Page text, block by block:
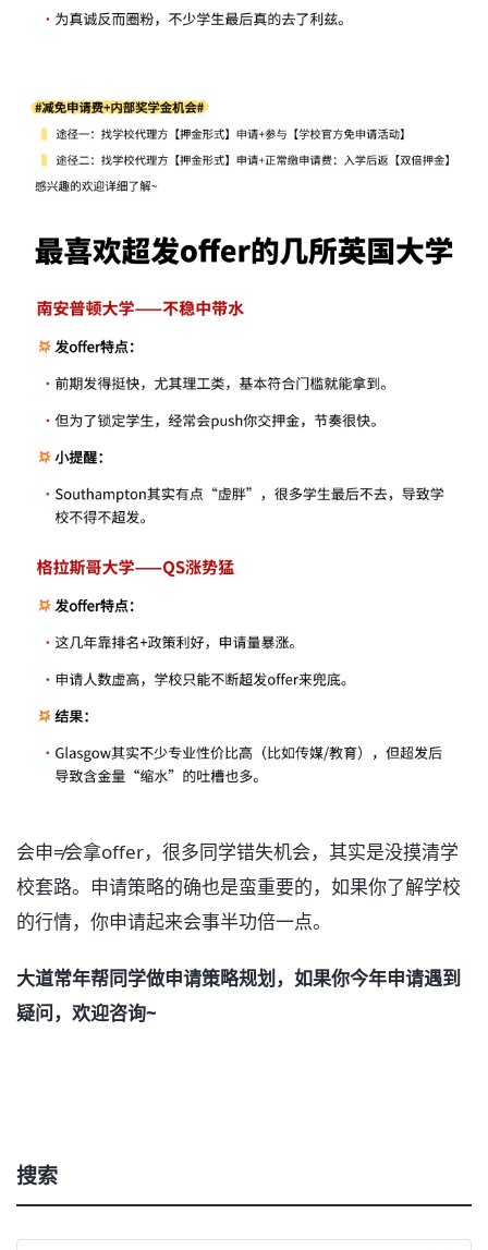
会申≠会拿offer，很多同学错失机会，其实是没摸清学
校套路。申请策略的确也是蛮重要的，如果你了解学校
的行情，你申请起来会事半功倍一点。 ㅤ
大道常年帮同学做申请策略规划，如果你今年申请遇到
疑问，欢迎咨询~
搜索